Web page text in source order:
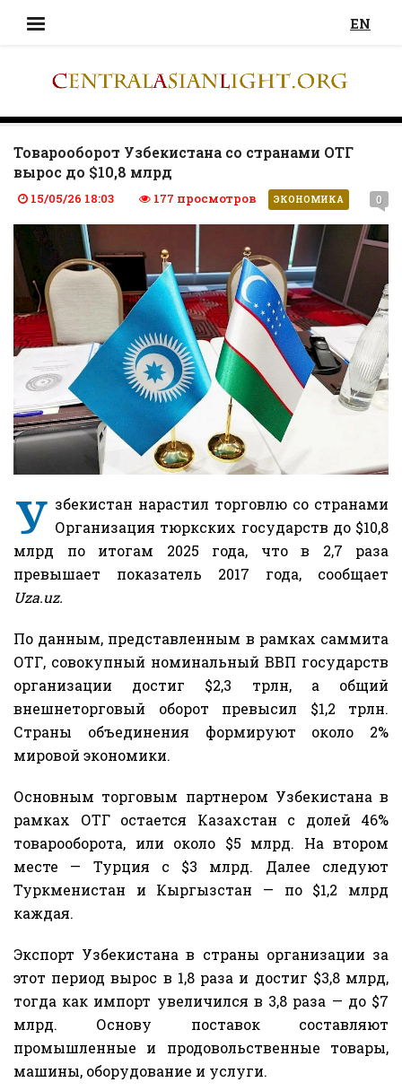
EN
Товарооборот Узбекистана со странами ОТГ
вырос до $10,8 млрд
15/05/26 18:03 177 просмотров ЭКОНОМИКА 0
У збекистан нарастил торговлю со странами
Организация тюркских государств до $10,8
млрд по итогам 2025 года, что в 2,7 раза
превышает показатель 2017 года, сообщает
Uza.uz.
По данным, представленным в рамках саммита
ОТГ, совокупный номинальный ВВП государств
организации достиг $2,3 трлн, а общий
внешнеторговый оборот превысил $1,2 трлн.
Страны объединения формируют около 2%
мировой экономики.
Основным торговым партнером Узбекистана в
рамках ОТГ остается Казахстан с долей 46%
товарооборота, или около $5 млрд. На втором
месте — Турция с $3 млрд. Далее следуют
Туркменистан и Кыргызстан — по $1,2 млрд
каждая.
Экспорт Узбекистана в страны организации за
этот период вырос в 1,8 раза и достиг $3,8 млрд,
тогда как импорт увеличился в 3,8 раза — до $7
млрд. Основу поставок составляют
промышленные и продовольственные товары,
машины, оборудование и услуги.